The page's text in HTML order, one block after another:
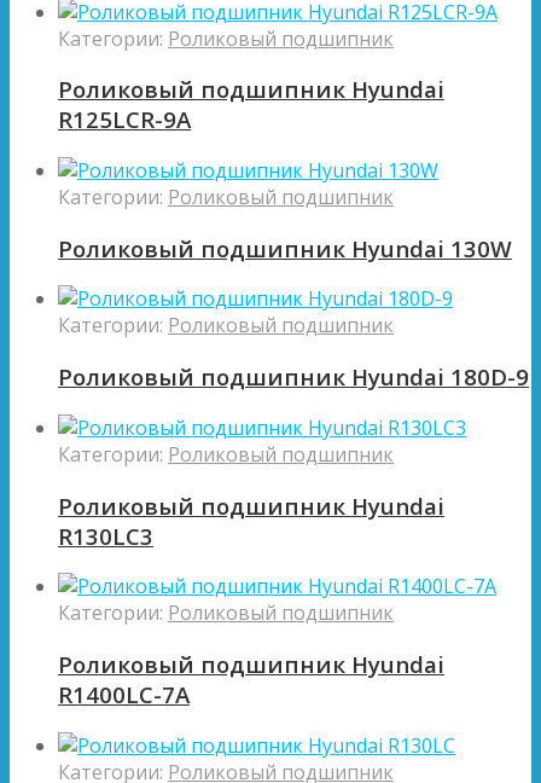
Категории: Роликовый подшипник
Роликовый подшипник Hyundai
R125LCR-9A
Категории: Роликовый подшипник
Роликовый подшипник Hyundai 130W
Категории: Роликовый подшипник
Роликовый подшипник Hyundai 180D-9
Категории: Роликовый подшипник
Роликовый подшипник Hyundai
R130LC3
Категории: Роликовый подшипник
Роликовый подшипник Hyundai
R1400LC-7A
Категории: Роликовый подшипник